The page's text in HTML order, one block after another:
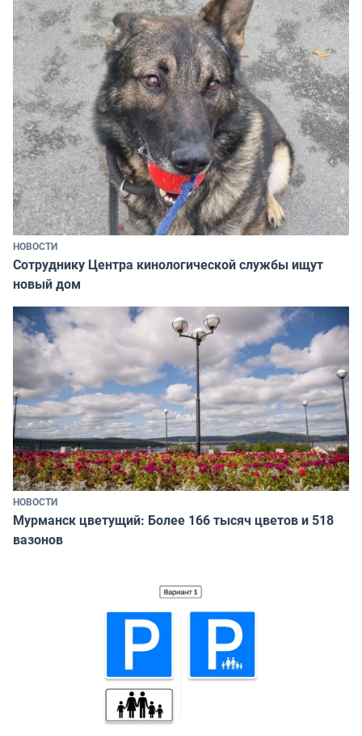
НОВОСТИ
Сотруднику Центра кинологической службы ищут
новый дом
НОВОСТИ
Мурманск цветущий: Более 166 тысяч цветов и 518
вазонов